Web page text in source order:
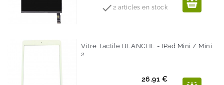
 2 articles en stock
Vitre Tactile BLANCHE - IPad Mini / Mini
2
Prix
26.91 €